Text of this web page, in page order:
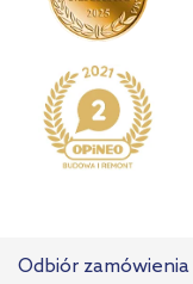
Odbiór zamówienia